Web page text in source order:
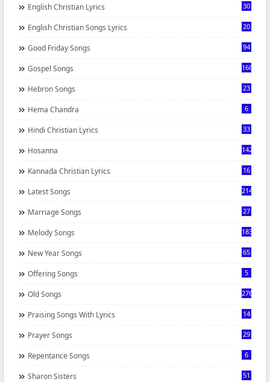
English Christian Lyrics 30
English Christian Songs Lyrics 20
Good Friday Songs 94
Gospel Songs 166
Hebron Songs 23
Hema Chandra 6
Hindi Christian Lyrics 33
Hosanna 142
Kannada Christian Lyrics 16
Latest Songs 214
Marriage Songs 27
Melody Songs 183
New Year Songs 65
Offering Songs 5
Old Songs 276
Praising Songs With Lyrics 14
Prayer Songs 29
Repentance Songs 6
Sharon Sisters 51